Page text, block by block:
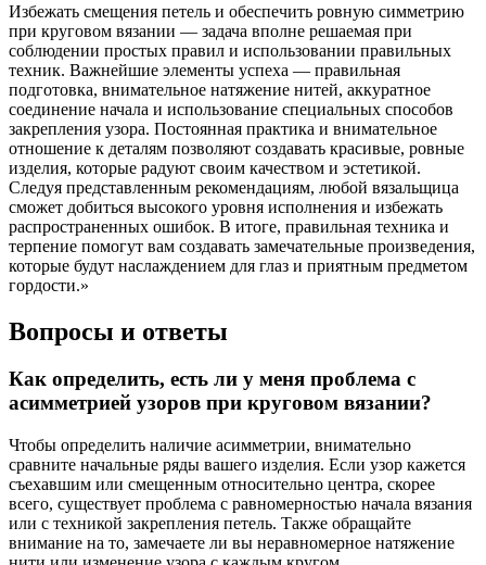
Избежать смещения петель и обеспечить ровную симметрию
при круговом вязании — задача вполне решаемая при
соблюдении простых правил и использовании правильных
техник. Важнейшие элементы успеха — правильная
подготовка, внимательное натяжение нитей, аккуратное
соединение начала и использование специальных способов
закрепления узора. Постоянная практика и внимательное
отношение к деталям позволяют создавать красивые, ровные
изделия, которые радуют своим качеством и эстетикой.
Следуя представленным рекомендациям, любой вязальщица
сможет добиться высокого уровня исполнения и избежать
распространенных ошибок. В итоге, правильная техника и
терпение помогут вам создавать замечательные произведения,
которые будут наслаждением для глаз и приятным предметом
гордости.»
Вопросы и ответы
Как определить, есть ли у меня проблема с
асимметрией узоров при круговом вязании?
Чтобы определить наличие асимметрии, внимательно
сравните начальные ряды вашего изделия. Если узор кажется
съехавшим или смещенным относительно центра, скорее
всего, существует проблема с равномерностью начала вязания
или с техникой закрепления петель. Также обращайте
внимание на то, замечаете ли вы неравномерное натяжение